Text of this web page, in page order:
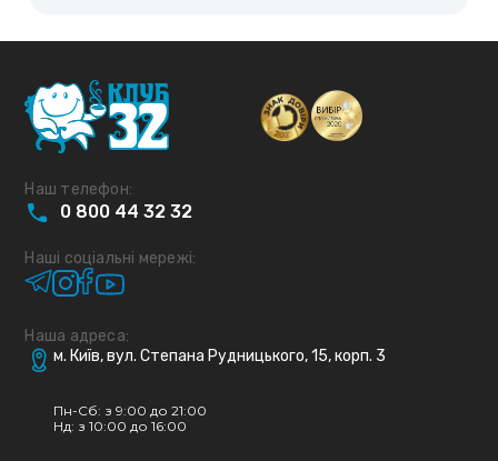
Наш телефон:
0 800 44 32 32
Наші соціальні мережі:
Наша адреса:
м. Київ, вул. Степана Рудницького, 15, корп. 3
Пн-Сб: з 9:00 до 21:00
Нд: з 10:00 до 16:00